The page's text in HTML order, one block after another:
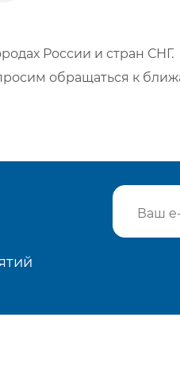
России и стран СНГ.
обращаться к